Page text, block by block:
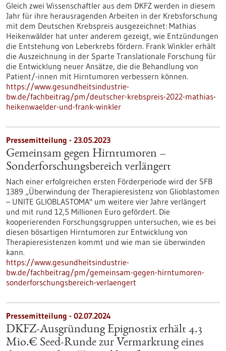
Gleich zwei Wissenschaftler aus dem DKFZ werden in diesem
Jahr für ihre herausragenden Arbeiten in der Krebsforschung
mit dem Deutschen Krebspreis ausgezeichnet: Mathias
Heikenwälder hat unter anderem gezeigt, wie Entzündungen
die Entstehung von Leberkrebs fördern. Frank Winkler erhält
die Auszeichnung in der Sparte Translationale Forschung für
die Entwicklung neuer Ansätze, die die Behandlung von
Patient/-innen mit Hirntumoren verbessern können.
https://www.gesundheitsindustrie-
bw.de/fachbeitrag/pm/deutscher-krebspreis-2022-mathias-
heikenwaelder-und-frank-winkler
Pressemitteilung - 23.05.2023
Gemeinsam gegen Hirntumoren –
Sonderforschungsbereich verlängert
Nach einer erfolgreichen ersten Förderperiode wird der SFB
1389 „Überwindung der Therapieresistenz von Glioblastomen
– UNITE GLIOBLASTOMA" um weitere vier Jahre verlängert
und mit rund 12,5 Millionen Euro gefördert. Die
kooperierenden Forschungsgruppen untersuchen, wie es bei
diesen bösartigen Hirntumoren zur Entwicklung von
Therapieresistenzen kommt und wie man sie überwinden
kann.
https://www.gesundheitsindustrie-
bw.de/fachbeitrag/pm/gemeinsam-gegen-hirntumoren-
sonderforschungsbereich-verlaengert
Pressemitteilung - 02.07.2024
DKFZ-Ausgründung Epignostix erhält 4.3
Mio.€ Seed-Runde zur Vermarktung eines